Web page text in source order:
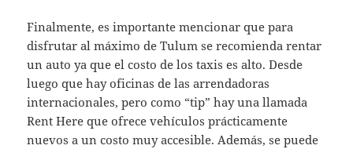
Finalmente, es importante mencionar que para
disfrutar al máximo de Tulum se recomienda rentar
un auto ya que el costo de los taxis es alto. Desde
luego que hay oficinas de las arrendadoras
internacionales, pero como “tip” hay una llamada
Rent Here que ofrece vehículos prácticamente
nuevos a un costo muy accesible. Además, se puede